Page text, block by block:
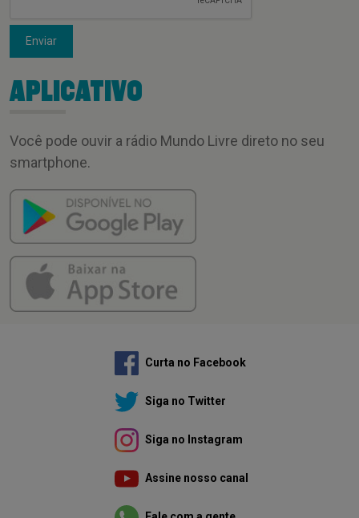
Enviar
APLICATIVO
Você pode ouvir a rádio Mundo Livre direto no seu
smartphone.
Curta no Facebook
Siga no Twitter
Siga no Instagram
Assine nosso canal